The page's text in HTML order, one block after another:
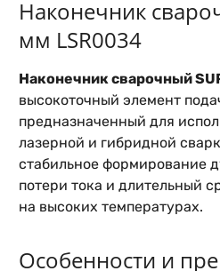
Наконечник
мм LSR0034
Наконечник сварочный
высокоточный элемент
предназначенный для
лазерной и гибридной
стабильное формирование
потери тока и длительный
на высоких температурах.
Особенности и